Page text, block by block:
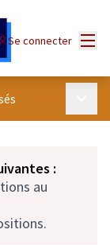
Se connecter
:
au